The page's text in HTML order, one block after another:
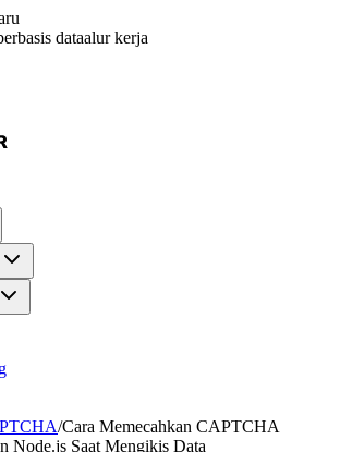
dataalur kerja
/Cara Memecahkan CAPTCHA
Node.js Saat Mengikis Data